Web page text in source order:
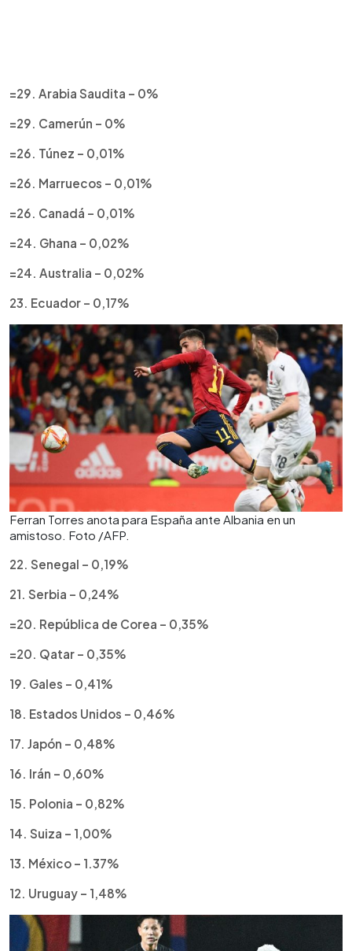
=29. Arabia Saudita – 0%
=29. Camerún – 0%
=26. Túnez – 0,01%
=26. Marruecos – 0,01%
=26. Canadá – 0,01%
=24. Ghana – 0,02%
=24. Australia – 0,02%
23. Ecuador – 0,17%
Ferran Torres anota para España ante Albania en un
amistoso. Foto /AFP.
22. Senegal – 0,19%
21. Serbia – 0,24%
=20. República de Corea – 0,35%
=20. Qatar – 0,35%
19. Gales – 0,41%
18. Estados Unidos – 0,46%
17. Japón – 0,48%
16. Irán – 0,60%
15. Polonia – 0,82%
14. Suiza – 1,00%
13. México – 1.37%
12. Uruguay – 1,48%